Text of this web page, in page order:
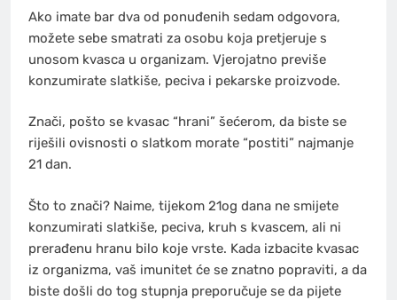
Ako imate bar dva od ponuđenih sedam odgovora,
možete sebe smatrati za osobu koja pretjeruje s
unosom kvasca u organizam. Vjerojatno previše
konzumirate slatkiše, peciva i pekarske proizvode.
Znači, pošto se kvasac “hrani” šećerom, da biste se
riješili ovisnosti o slatkom morate “postiti” najmanje
21 dan.
Što to znači? Naime, tijekom 21og dana ne smijete
konzumirati slatkiše, peciva, kruh s kvascem, ali ni
prerađenu hranu bilo koje vrste. Kada izbacite kvasac
iz organizma, vaš imunitet će se znatno popraviti, a da
biste došli do tog stupnja preporučuje se da pijete